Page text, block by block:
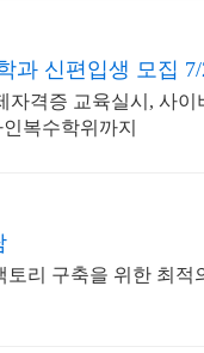
과 신편입생 모집 7/
자격증 교육실시, 사이
복수학위까지
리 구축을 위한 최적